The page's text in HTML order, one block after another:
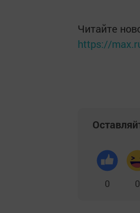
Читайте
https://
0 0